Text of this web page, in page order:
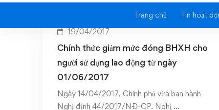
Trang chủ Tin hoạt
19/04/2017
Chính thức giảm mức đóng BHXH cho
người sử dụng lao động từ ngày
01/06/2017
Ngày 14/04/2017, Chính phủ vừa ban hành
Nghị định 44/2017/NĐ-CP. Nghị …